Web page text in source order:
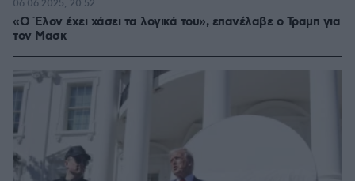
«Ο Έλον έχει χάσει τα λογικά του», επανέλαβε ο Τραμπ για
τον Μασκ
06.06.2025, 20:52